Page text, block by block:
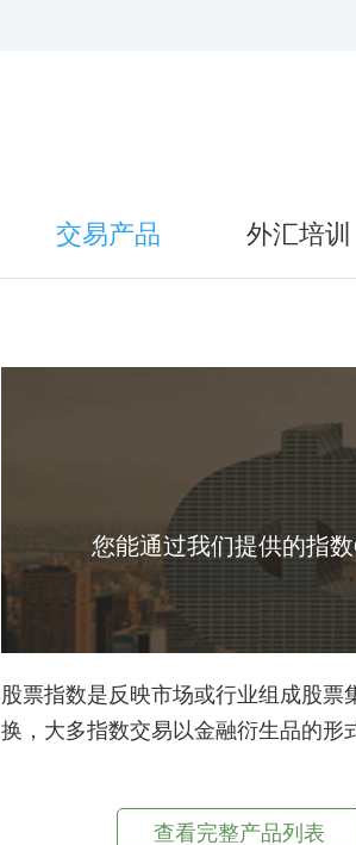
交易产品 外汇培训
您能通过我们提供的指
股票指数是反映市场或行业组成股
换，大多指数交易以金融衍生品的形
查看完整产品列表